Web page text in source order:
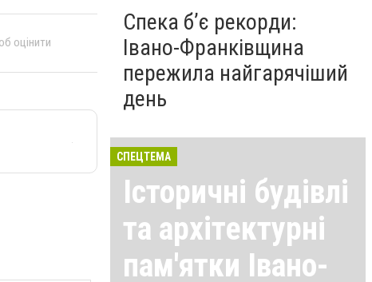
оцінити
Спека б’є рекорди:
Івано-Франківщина
пережила найгарячіший
день
СПЕЦТЕМА
Історичні будівлі
та архітектурні
пам'ятки Івано-